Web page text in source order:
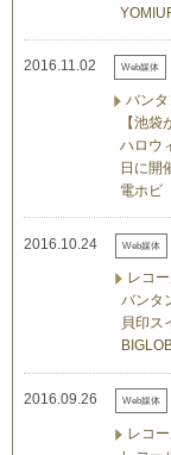
2016.11.02 Web媒体
バン
【池
ハロウ
日に開
電ホビ
2016.10.24 Web媒体
レコ
バンタ
貝印ス
2016.09.26 Web媒体
レコ